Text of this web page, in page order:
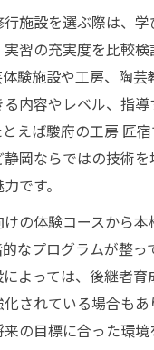
施設を選ぶ際は、
習の充実度を比較
験施設や工房、陶
内容やレベル、指
えば駿府の工房 匠
岡ならではの技術
です。
の体験コースから
なプログラムが整っ
によっては、後継者
されている場合も
の目標に合った環